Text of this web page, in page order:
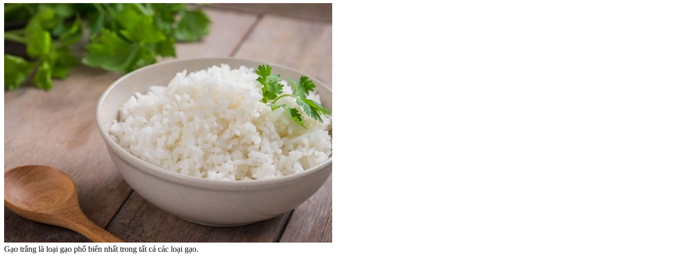
Gạo trắng là loại gạo phổ biến nhất trong tất cả các loại gạo.